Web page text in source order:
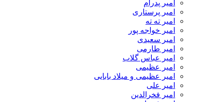
امیر پدرام
امیر پرستاری
امیر ته ته
امیر خواجه پور
امیر سعیدی
امیر طارمی
امیر عباس گلاب
امیر عظیمی
امیر عظیمی و میلاد بابایی
امیر علی
امیر فخرالدین